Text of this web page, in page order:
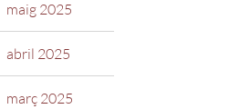
maig 2025
abril 2025
març 2025